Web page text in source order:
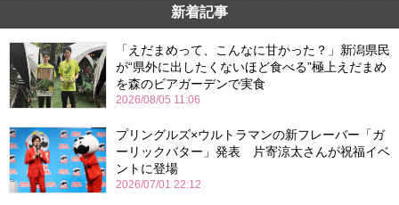
新着記事
「えだまめって、こんなに甘かった？」新潟県民
が“県外に出したくないほど食べる”極上えだまめ
を森のビアガーデンで実食
2026/08/05 11:06
プリングルズ×ウルトラマンの新フレーバー「ガ
ーリックバター」発表 片寄涼太さんが祝福イベ
ントに登場
2026/07/01 22:12